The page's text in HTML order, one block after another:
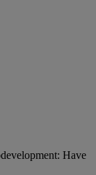
Have